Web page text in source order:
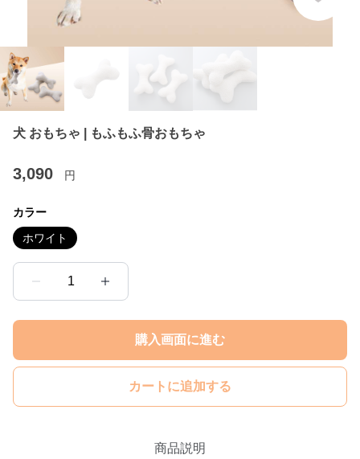
犬 おもちゃ | もふもふ骨おもちゃ
3,090 円
カラー
ホワイト
1
購入画面に進む
カートに追加する
商品説明